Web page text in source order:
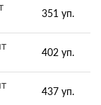
351 уп.
402 уп.
437 уп.